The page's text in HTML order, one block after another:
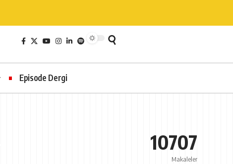
Episode Dergi
10707
Makaleler